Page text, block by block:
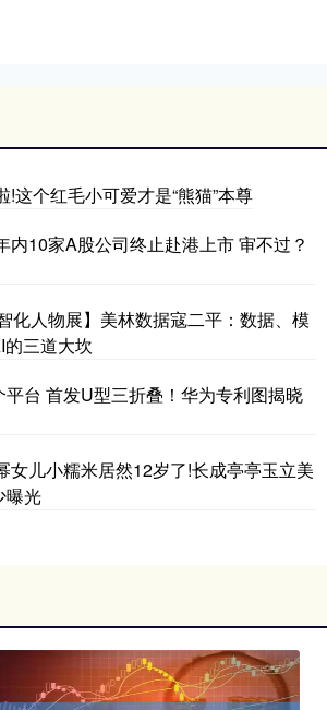
这个红毛小可爱才是“熊猫”本尊
内10家A股公司终止赴港上市 审不过？
化人物展】美林数据寇二平：数据、模
三道大坎
台 首发U型三折叠！华为专利图揭晓
女儿小糯米居然12岁了!长成亭亭玉立美
曝光